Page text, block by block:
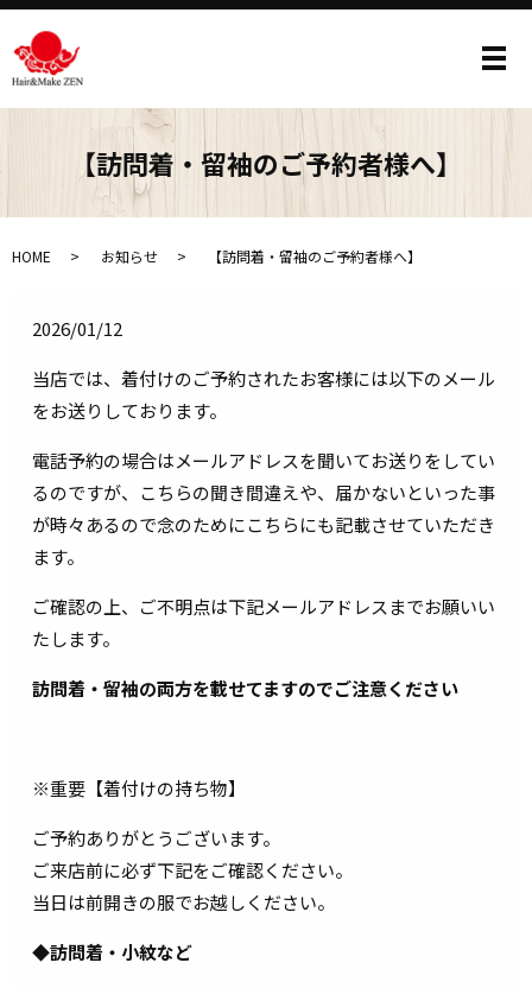
メ
【訪問着・留袖のご予約者様へ】
HOME お知らせ 【訪問着・留袖のご予約者様へ】
2026/01/12
当店では、着付けのご予約されたお客様には以下のメール
をお送りしております。
電話予約の場合はメールアドレスを聞いてお送りをしてい
るのですが、こちらの聞き間違えや、届かないといった事
が時々あるので念のためにこちらにも記載させていただき
ます。
ご確認の上、ご不明点は下記メールアドレスまでお願いい
たします。
訪問着・留袖の両方を載せてますのでご注意ください
※重要【着付けの持ち物】
ご予約ありがとうございます。
ご来店前に必ず下記をご確認ください。
当日は前開きの服でお越しください。
◆訪問着・小紋など